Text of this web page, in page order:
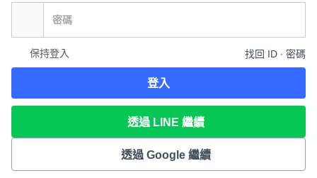
保持登入 找回 ID ∙ 密碼
登入
透過 LINE 繼續
透過 Google 繼續